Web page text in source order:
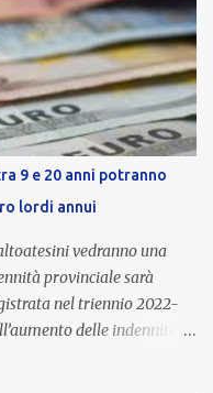
9 e 20 anni potranno
lordi annui
vedranno una
provinciale sarà
nel triennio 2022-
delle indennità di